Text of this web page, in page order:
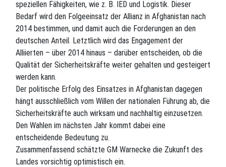
speziellen Fähigkeiten, wie z. B. IED und Logistik. Dieser
Bedarf wird den Folgeeinsatz der Allianz in Afghanistan nach
2014 bestimmen, und damit auch die Forderungen an den
deutschen Anteil. Letztlich wird das Engagement der
Alliierten – über 2014 hinaus – darüber entscheiden, ob die
Qualität der Sicherheitskräfte weiter gehalten und gesteigert
werden kann.
Der politische Erfolg des Einsatzes in Afghanistan dagegen
hängt ausschließlich vom Willen der nationalen Führung ab, die
Sicherheitskräfte auch wirksam und nachhaltig einzusetzen.
Den Wahlen im nächsten Jahr kommt dabei eine
entscheidende Bedeutung zu.
Zusammenfassend schätzte GM Warnecke die Zukunft des
Landes vorsichtig optimistisch ein.